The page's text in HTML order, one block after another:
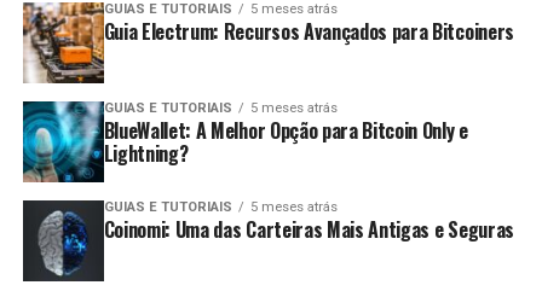
GUIAS E TUTORIAIS 5 meses atrás
Guia Electrum: Recursos Avançados para Bitcoiners
GUIAS E TUTORIAIS 5 meses atrás
BlueWallet: A Melhor Opção para Bitcoin Only e
Lightning?
GUIAS E TUTORIAIS 5 meses atrás
Coinomi: Uma das Carteiras Mais Antigas e Seguras